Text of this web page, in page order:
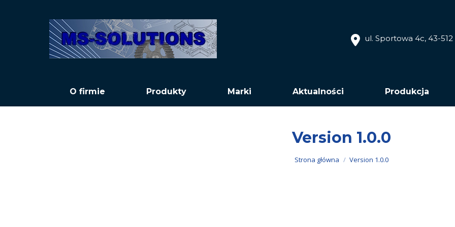
ul. Sportowa 4c, 43-
O firmie Produkty Marki Aktualności Produkcja
Version 1.0.0
Jesteś tutaj:
Strona główna Version 1.0.0